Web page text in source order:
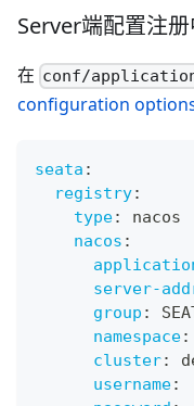
Server端配置注
在 conf/
configuration
seata :
registry:
type:
nacos
nacos :
server-
group :
namespace:
cluster:
username: